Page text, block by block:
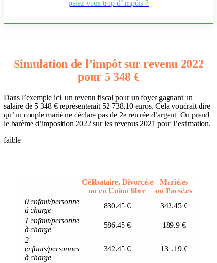
paiez vous trop d’impôts ?
Simulation de l’impôt sur revenu 2022
pour 5 348 €
Dans l’exemple ici, un revenu fiscal pour un foyer gagnant un
salaire de 5 348 € représenterait 52 738,10 euros. Cela voudrait dire
qu’un couple marié ne déclare pas de 2e rentrée d’argent. On prend
le barème d’imposition 2022 sur les revenus 2021 pour l’estimation.
faible
Célibataire, Divorcé.e
ou en Union libre
Marié.es
ou Pacsé.es
0 enfant/personne
à charge
830.45 €
342.45 €
1 enfant/personne
à charge
586.45 €
189.9 €
2
enfants/personnes
à charge
342.45 € 131.19 €